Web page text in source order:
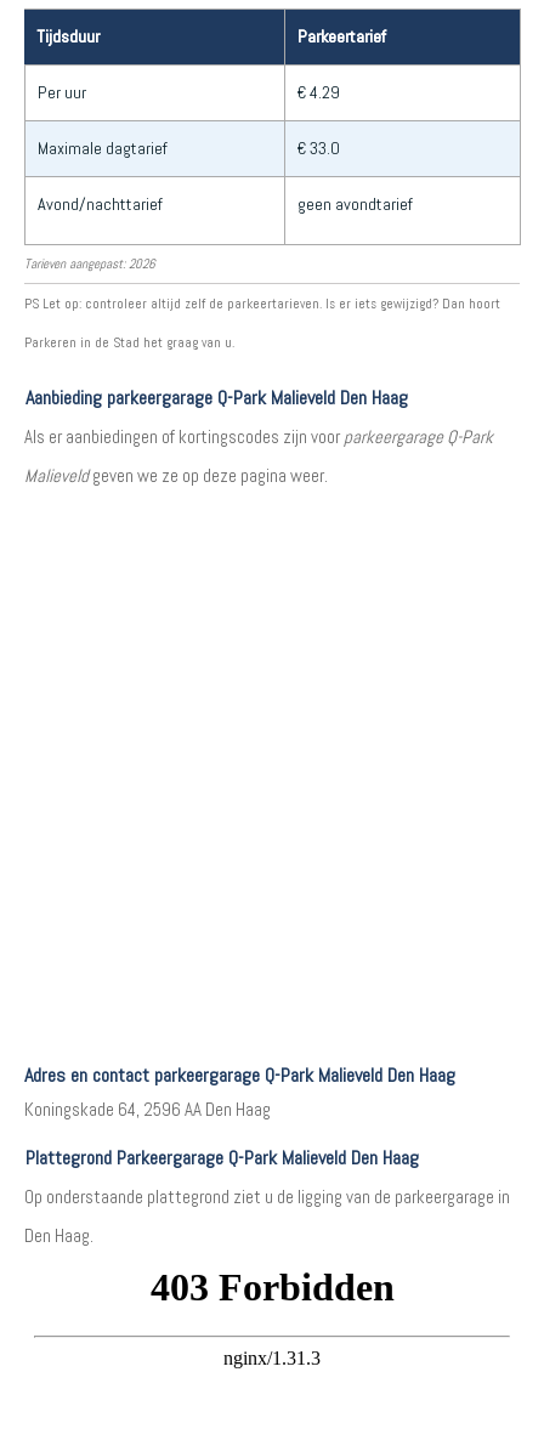
Tijdsduur Parkeertarief
Per uur € 4.29
Maximale dagtarief € 33.0
Avond/nachttarief geen avondtarief
Tarieven aangepast: 2026
PS Let op: controleer altijd zelf de parkeertarieven. Is er iets gewijzigd? Dan hoort
Parkeren in de Stad het graag van u.
Aanbieding parkeergarage Q-Park Malieveld Den Haag
Als er aanbiedingen of kortingscodes zijn voor parkeergarage Q-Park
Malieveldgeven we ze op deze pagina weer.
Adres en contact parkeergarage Q-Park Malieveld Den Haag
Koningskade 64, 2596 AA Den Haag
Plattegrond Parkeergarage Q-Park Malieveld Den Haag
Op onderstaande plattegrond ziet u de ligging van de parkeergarage in
Den Haag.